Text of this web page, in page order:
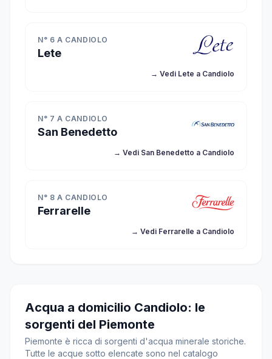
N° 6 A CANDIOLO
Lete
→ Vedi Lete a Candiolo
N° 7 A CANDIOLO
San Benedetto
→ Vedi San Benedetto a Candiolo
N° 8 A CANDIOLO
Ferrarelle
→ Vedi Ferrarelle a Candiolo
Acqua a domicilio Candiolo: le
sorgenti del Piemonte
Piemonte è ricca di sorgenti d'acqua minerale storiche.
Tutte le acque sotto elencate sono nel catalogo